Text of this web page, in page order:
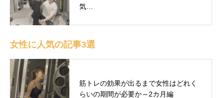
気…
女性に人気の記事3選
筋トレの効果が出るまで女性はどれく
らいの期間が必要か～2カ月編